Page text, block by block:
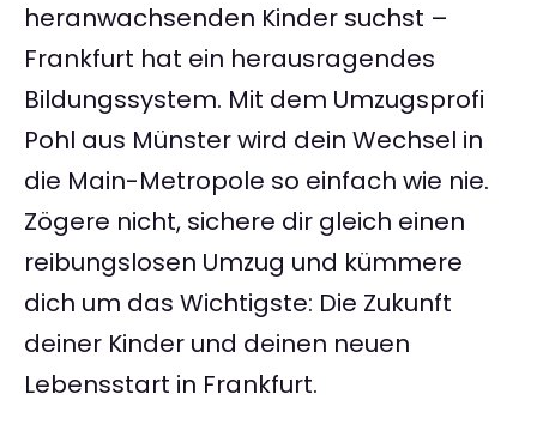
heranwachsenden Kinder suchst –
Frankfurt hat ein herausragendes
Bildungssystem. Mit dem Umzugsprofi
Pohl aus Münster wird dein Wechsel in
die Main-Metropole so einfach wie nie.
Zögere nicht, sichere dir gleich einen
reibungslosen Umzug und kümmere
dich um das Wichtigste: Die Zukunft
deiner Kinder und deinen neuen
Lebensstart in Frankfurt.